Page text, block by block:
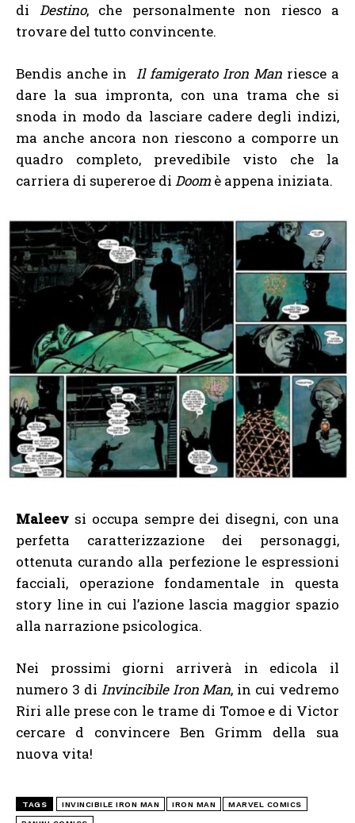
di Destino, che personalmente non riesco a
trovare del tutto convincente.
Bendis anche in Il famigerato Iron Man riesce a
dare la sua impronta, con una trama che si
snoda in modo da lasciare cadere degli indizi,
ma anche ancora non riescono a comporre un
quadro completo, prevedibile visto che la
carriera di supereroe di Doom è appena iniziata.
Maleev si occupa sempre dei disegni, con una
perfetta caratterizzazione dei personaggi,
ottenuta curando alla perfezione le espressioni
facciali, operazione fondamentale in questa
story line in cui l’azione lascia maggior spazio
alla narrazione psicologica.
Nei prossimi giorni arriverà in edicola il
numero 3 di Invincibile Iron Man, in cui vedremo
Riri alle prese con le trame di Tomoe e di Victor
cercare d convincere Ben Grimm della sua
nuova vita!
TAGS INVINCIBILE IRON MAN IRON MAN MARVEL COMICS